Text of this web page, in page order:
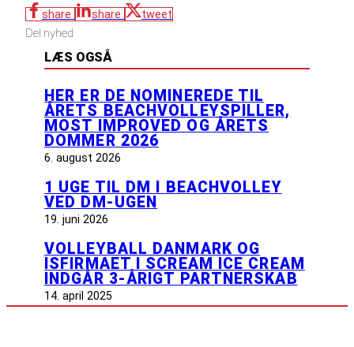
share share
tweet
Del nyhed
LÆS OGSÅ
HER ER DE NOMINEREDE TIL
ÅRETS BEACHVOLLEYSPILLER,
MOST IMPROVED OG ÅRETS
DOMMER 2026
6. august 2026
1 UGE TIL DM I BEACHVOLLEY
VED DM-UGEN
19. juni 2026
VOLLEYBALL DANMARK OG
ISFIRMAET I SCREAM ICE CREAM
INDGÅR 3-ÅRIGT PARTNERSKAB
14. april 2025